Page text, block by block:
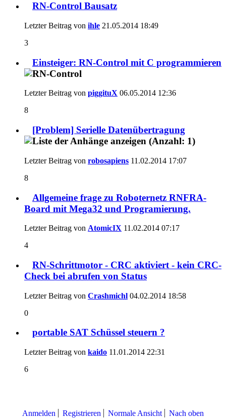
RN-Control Bausatz
Letzter Beitrag von ihle 21.05.2014 18:49
3
Einsteiger: RN-Control mit C programmieren
Letzter Beitrag von piggituX 06.05.2014 12:36
8
[Problem] Serielle Datenübertragung
Letzter Beitrag von robosapiens 11.02.2014 17:07
8
Allgemeine frage zu Roboternetz RNFRA-
Board mit Mega32 und Programierung.
Letzter Beitrag von AtomicIX 11.02.2014 07:17
4
RN-Schrittmotor - CRC aktiviert - kein CRC-
Check bei abrufen von Status
Letzter Beitrag von Crashmichl 04.02.2014 18:58
0
portable SAT Schüssel steuern ?
Letzter Beitrag von kaido 11.01.2014 22:31
6
Anmelden Registrieren Normale Ansicht Nach oben